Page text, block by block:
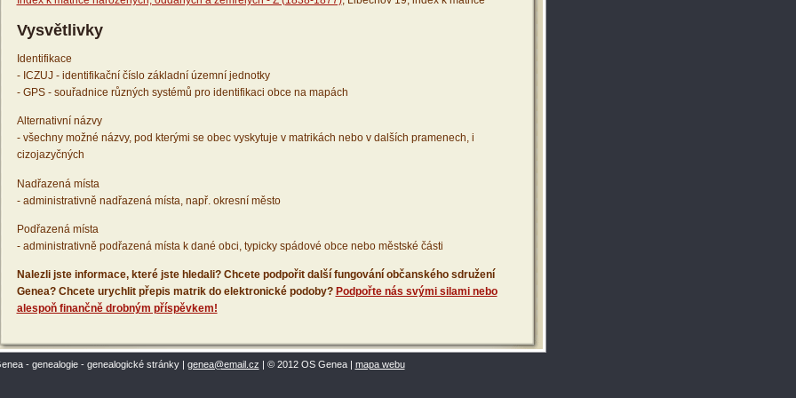
Vysvětlivky
Identifikace
- ICZUJ - identifikační číslo základní územní jednotky
- GPS - souřadnice různých systémů pro identifikaci obce na mapách
Alternativní názvy
- všechny možné názvy, pod kterými se obec vyskytuje v matrikách nebo v dalších pramenech, i
cizojazyčných
Nadřazená místa
- administrativně nadřazená místa, např. okresní město
Podřazená místa
- administrativně podřazená místa k dané obci, typicky spádové obce nebo městské části
Nalezli jste informace, které jste hledali? Chcete podpořit další fungování občanského sdružení
Genea? Chcete urychlit přepis matrik do elektronické podoby? Podpořte nás svými silami nebo
alespoň finančně drobným příspěvkem!
- genealogie - genealogické stránky | genea@email.cz | © 2012 OS Genea | mapa webu